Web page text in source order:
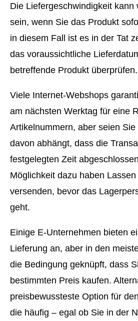
Die Liefergeschwindigkeit kann
sein, wenn Sie das Produkt
in diesem Fall ist es in der Tat
das voraussichtliche
betreffende Produkt überprüfen.
Viele Internet-Webshops
am nächsten Werktag für eine
Artikelnummern, aber seien
davon abhängt, dass die
festgelegten Zeit
Möglichkeit dazu haben
versenden, bevor das
geht.
Einige E-Unternehmen bieten
Lieferung an, aber in den
die Bedingung geknüpft, dass
bestimmten Preis kaufen.
preisbewussteste Option für
die häufig – egal ob Sie in der